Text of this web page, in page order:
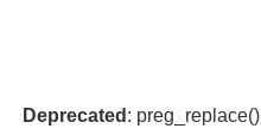
Deprecated :